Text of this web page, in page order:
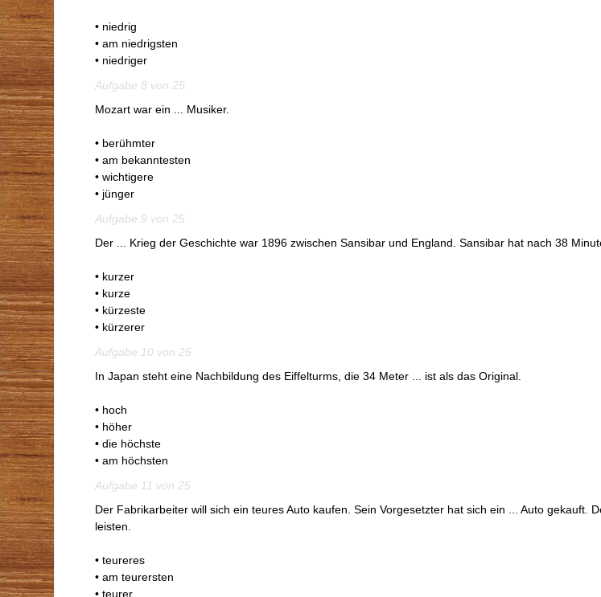
• niedrig
• am niedrigsten
• niedriger
Aufgabe 8 von 25
Mozart war ein ... Musiker.
• berühmter
• am bekanntesten
• wichtigere
• jünger
Aufgabe 9 von 25
Der ... Krieg der Geschichte war 1896 zwischen Sansibar und England. Sansibar hat nach 38
• kurzer
• kurze
• kürzeste
• kürzerer
Aufgabe 10 von 25
In Japan steht eine Nachbildung des Eiffelturms, die 34 Meter ... ist als das Original.
• hoch
• höher
• die höchste
• am höchsten
Aufgabe 11 von 25
Der Fabrikarbeiter will sich ein teures Auto kaufen. Sein Vorgesetzter hat sich ein ... Auto gekauft.
leisten.
• teureres
• am teurersten
• teurer